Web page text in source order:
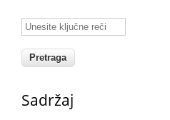
Unesite ključne reči
Sadržaj